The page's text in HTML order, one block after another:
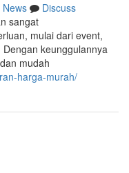
News
Discuss
sangat
mulai dari event,
keunggulannya
mudah
harga-murah/